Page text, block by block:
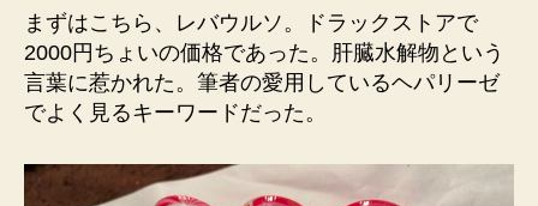
まずはこちら、レバウルソ。ドラックストアで
2000円ちょいの価格であった。肝臓水解物という
言葉に惹かれた。筆者の愛用しているヘパリーゼ
でよく見るキーワードだった。